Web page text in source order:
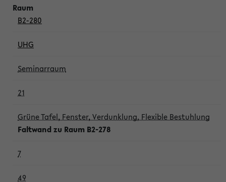
B2-280
UHG
Seminarraum
21
Grüne Tafel, Fenster, Verdunklung, Flexible Bestuhlung
Faltwand zu Raum B2-278
7
49